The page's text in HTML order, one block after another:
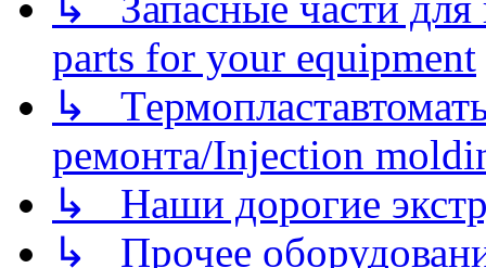
parts for your equipment
↳
ремонта/Injection
↳ Наши дорогие
↳ Прочее